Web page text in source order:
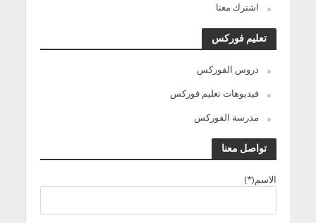
اشترك معنا
تعليم فوركس
دروس الفوركس
فيديوهات تعليم فوركس
مدرسة الفوركس
تواصل معنا
الاسم(*)